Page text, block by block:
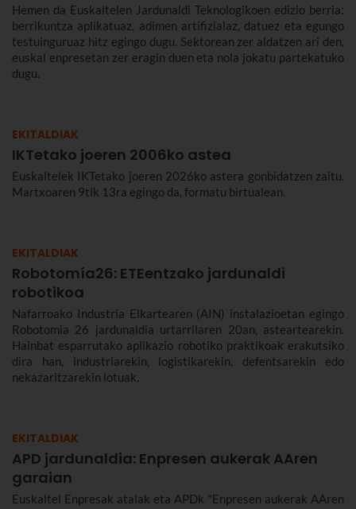
Hemen da Euskaltelen Jardunaldi Teknologikoen edizio berria:
berrikuntza aplikatuaz, adimen artifizialaz, datuez eta egungo
testuinguruaz hitz egingo dugu. Sektorean zer aldatzen ari den,
euskal enpresetan zer eragin duen eta nola jokatu partekatuko
dugu.
EKITALDIAK
IKTetako joeren 2006ko astea
Euskaltelek IKTetako joeren 2026ko astera gonbidatzen zaitu.
Martxoaren 9tik 13ra egingo da, formatu birtualean.
EKITALDIAK
Robotomía26: ETEentzako jardunaldi
robotikoa
Nafarroako Industria Elkartearen (AIN) instalazioetan egingo
Robotomia 26 jardunaldia urtarrilaren 20an, asteartearekin.
Hainbat esparrutako aplikazio robotiko praktikoak erakutsiko
dira han, industriarekin, logistikarekin, defentsarekin edo
nekazaritzarekin lotuak.
EKITALDIAK
APD jardunaldia: Enpresen aukerak AAren
garaian
Euskaltel Enpresak atalak eta APDk "Enpresen aukerak AAren